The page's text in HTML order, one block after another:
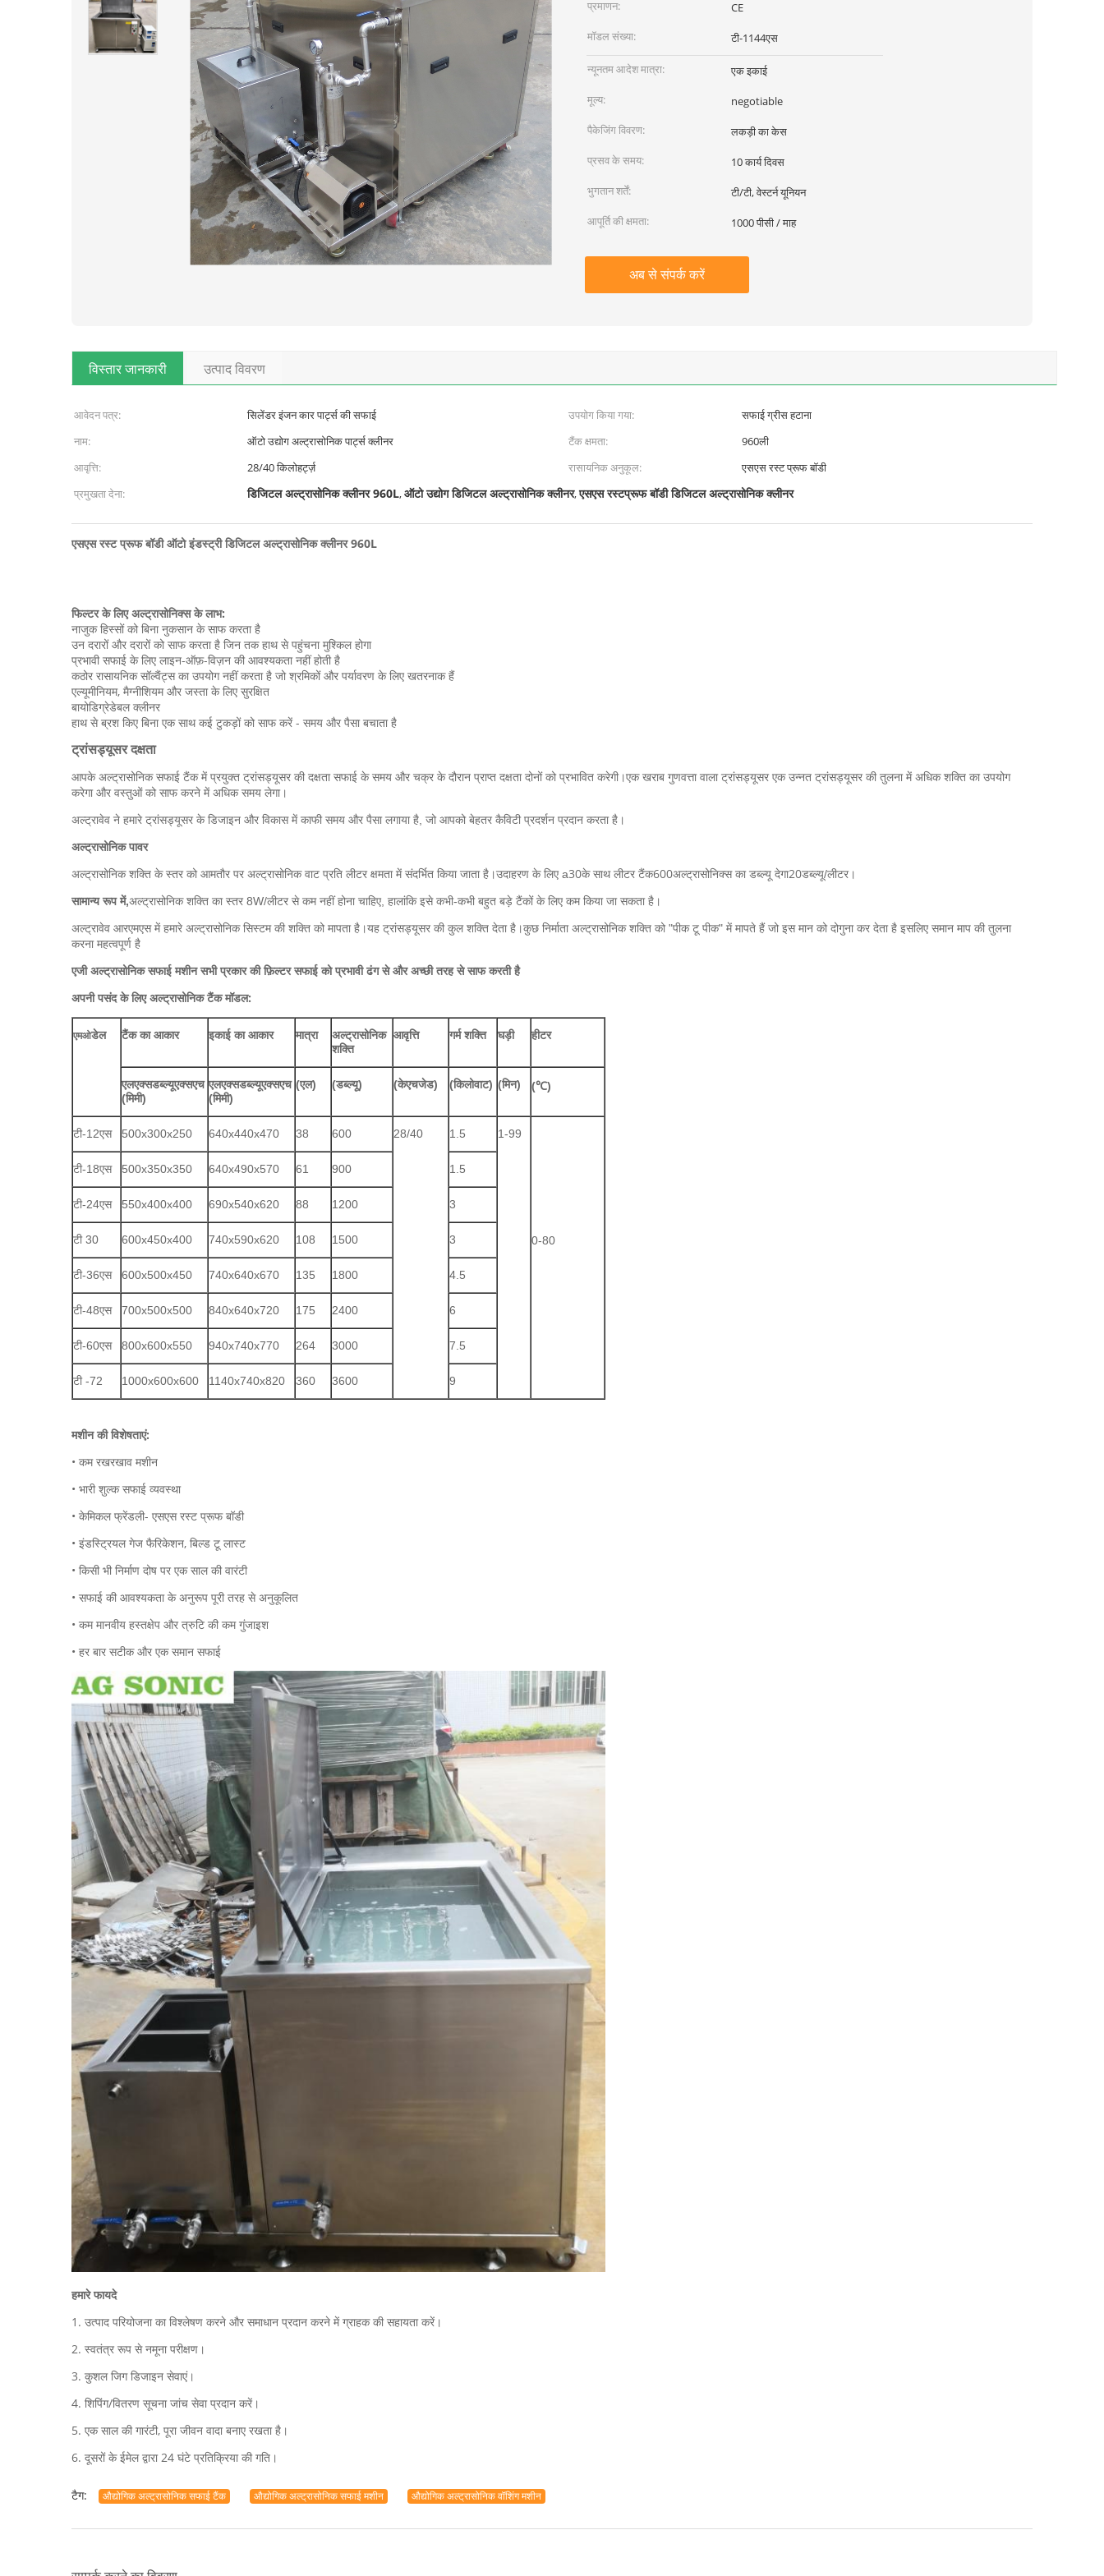
प्रमाणन:
CE
मॉडल संख्या:
टी-1144एस
न्यूनतम आदेश मात्रा:
एक इकाई
मूल्य:
negotiable
पैकेजिंग विवरण:
लकड़ी का केस
प्रसव के समय:
10 कार्य दिवस
भुगतान शर्तें:
टी/टी, वेस्टर्न यूनियन
आपूर्ति की क्षमता:
1000 पीसी / माह
अब से संपर्क करें
विस्तार जानकारी उत्पाद विवरण
आवेदन पत्र: सिलेंडर इंजन कार पार्ट्स की सफाई उपयोग किया गया:
सफाई ग्रीस हटाना
नाम:
ऑटो उद्योग अल्ट्रासोनिक पार्ट्स क्लीनर टैंक क्षमता:
960ली
आवृत्ति:
28/40 किलोहर्ट्ज़ रासायनिक अनुकूल:
एसएस रस्ट प्रूफ बॉडी
प्रमुखता देना:
डिजिटल अल्ट्रासोनिक क्लीनर 960L,ऑटो उद्योग डिजिटल अल्ट्रासोनिक क्लीनर,एसएस रस्टप्रूफ बॉडी डिजिटल अल्ट्रासोनिक क्लीनर
एसएस रस्ट प्रूफ बॉडी ऑटो इंडस्ट्री डिजिटल अल्ट्रासोनिक क्लीनर 960L
फिल्टर के लिए अल्ट्रासोनिक्स के लाभ:
नाजुक हिस्सों को बिना नुकसान के साफ करता है
उन दरारों और दरारों को साफ करता है जिन तक हाथ से पहुंचना मुश्किल होगा
प्रभावी सफाई के लिए लाइन-ऑफ़-विज़न की आवश्यकता नहीं होती है
कठोर रासायनिक सॉल्वैंट्स का उपयोग नहीं करता है जो श्रमिकों और पर्यावरण के लिए खतरनाक हैं
एल्यूमीनियम, मैग्नीशियम और जस्ता के लिए सुरक्षित
बायोडिग्रेडेबल क्लीनर
हाथ से ब्रश किए बिना एक साथ कई टुकड़ों को साफ करें - समय और पैसा बचाता है
ट्रांसड्यूसर दक्षता
आपके अल्ट्रासोनिक सफाई टैंक में प्रयुक्त ट्रांसड्यूसर की दक्षता सफाई के समय और चक्र के दौरान प्राप्त दक्षता दोनों को प्रभावित करेगी।एक खराब गुणवत्ता वाला ट्रांसड्यूसर एक उन्नत ट्रांसड्यूसर की तुलना में अधिक शक्ति का उपयोग
करेगा और वस्तुओं को साफ करने में अधिक समय लेगा।
अल्ट्रावेव ने हमारे ट्रांसड्यूसर के डिजाइन और विकास में काफी समय और पैसा लगाया है, जो आपको बेहतर कैविटी प्रदर्शन प्रदान करता है।
अल्ट्रासोनिक पावर
अल्ट्रासोनिक शक्ति के स्तर को आमतौर पर अल्ट्रासोनिक वाट प्रति लीटर क्षमता में संदर्भित किया जाता है।उदाहरण के लिए a30के साथ लीटर टैंक600अल्ट्रासोनिक्स का डब्ल्यू देगा20डब्ल्यू/लीटर।
सामान्य रूप में,अल्ट्रासोनिक शक्ति का स्तर 8W/लीटर से कम नहीं होना चाहिए, हालांकि इसे कभी-कभी बहुत बड़े टैंकों के लिए कम किया जा सकता है।
अल्ट्रावेव आरएमएस में हमारे अल्ट्रासोनिक सिस्टम की शक्ति को मापता है।यह ट्रांसड्यूसर की कुल शक्ति देता है।कुछ निर्माता अल्ट्रासोनिक शक्ति को "पीक टू पीक" में मापते हैं जो इस मान को दोगुना कर देता है इसलिए समान माप की तुलना
करना महत्वपूर्ण है
एजी अल्ट्रासोनिक सफाई मशीन सभी प्रकार की फ़िल्टर सफाई को प्रभावी ढंग से और अच्छी तरह से साफ करती है
अपनी पसंद के लिए अल्ट्रासोनिक टैंक मॉडल:
एमओडेल टैंक का आकार इकाई का आकार मात्रा
अल्ट्रासोनिक
शक्ति
आवृत्ति गर्म शक्ति घड़ी हीटर
एलएक्सडब्ल्यूएक्सएच
(मिमी)
एलएक्सडब्ल्यूएक्सएच
(मिमी)
(एल) (डब्ल्यू) (केएचजेड) (किलोवाट) (मिन) (℃)
टी-12एस 500x300x250 640x440x470 38 600 28/40 1.5 1-99
0-80
टी-18एस 500x350x350 640x490x570 61 900 1.5
टी-24एस 550x400x400 690x540x620 88 1200 3
टी 30 600x450x400 740x590x620 108 1500 3
टी-36एस 600x500x450 740x640x670 135 1800 4.5
टी-48एस 700x500x500 840x640x720 175 2400 6
टी-60एस 800x600x550 940x740x770 264 3000 7.5
टी -72 1000x600x600 1140x740x820 360 3600 9
मशीन की विशेषताएं:
• कम रखरखाव मशीन
• भारी शुल्क सफाई व्यवस्था
• केमिकल फ्रेंडली- एसएस रस्ट प्रूफ बॉडी
• इंडस्ट्रियल गेज फैरिकेशन, बिल्ड टू लास्ट
• किसी भी निर्माण दोष पर एक साल की वारंटी
• सफाई की आवश्यकता के अनुरूप पूरी तरह से अनुकूलित
• कम मानवीय हस्तक्षेप और त्रुटि की कम गुंजाइश
• हर बार सटीक और एक समान सफाई
हमारे फायदे
1. उत्पाद परियोजना का विश्लेषण करने और समाधान प्रदान करने में ग्राहक की सहायता करें।
2. स्वतंत्र रूप से नमूना परीक्षण।
3. कुशल जिग डिजाइन सेवाएं।
4. शिपिंग/वितरण सूचना जांच सेवा प्रदान करें।
5. एक साल की गारंटी, पूरा जीवन वादा बनाए रखता है।
6. दूसरों के ईमेल द्वारा 24 घंटे प्रतिक्रिया की गति।
टैग: औद्योगिक अल्ट्रासोनिक सफाई टैंक औद्योगिक अल्ट्रासोनिक सफाई मशीन औद्योगिक अल्ट्रासोनिक वॉशिंग मशीन